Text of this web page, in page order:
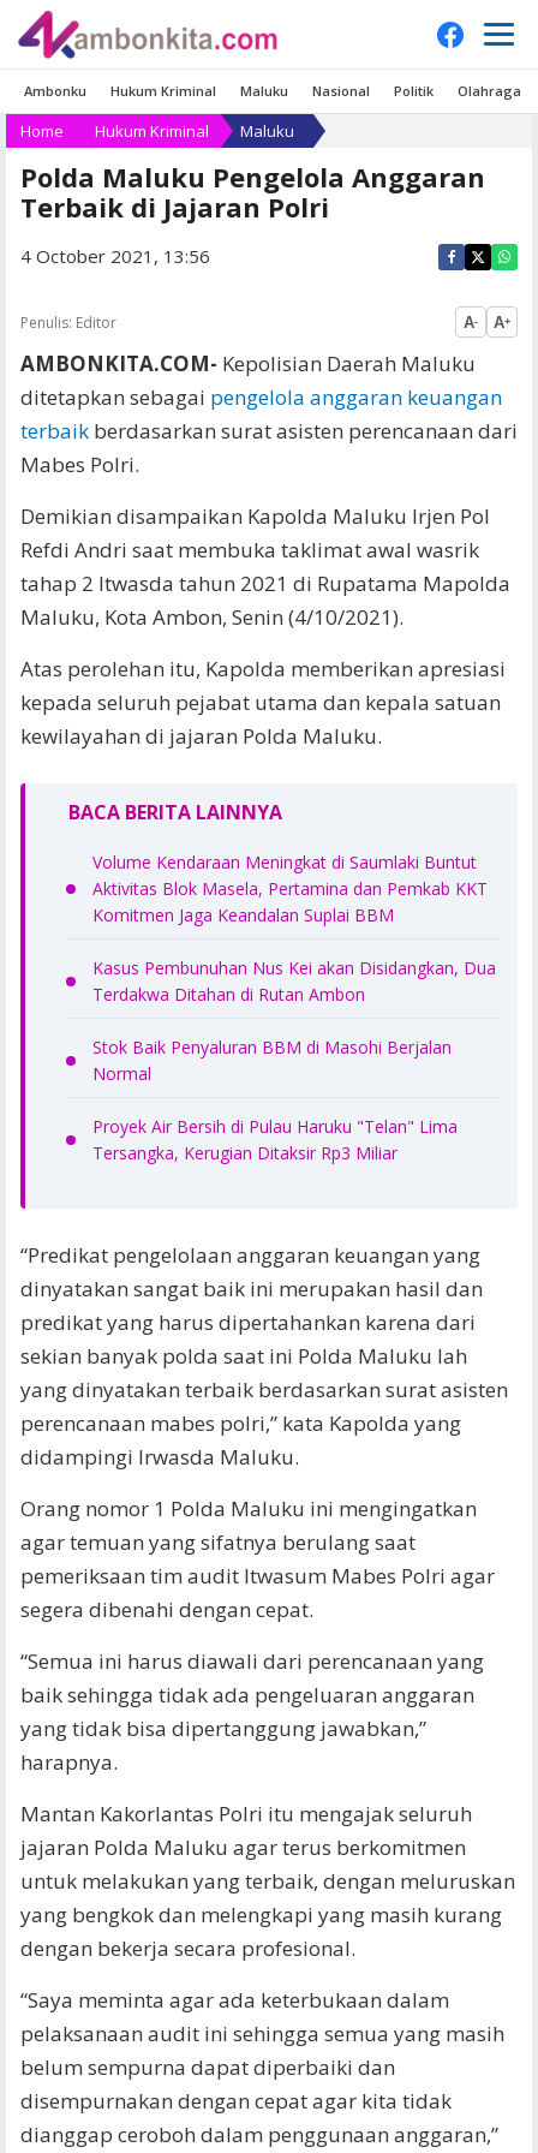
Ambonku Hukum Kriminal Maluku Nasional Politik Olahraga
Home Hukum Kriminal Maluku
Polda Maluku Pengelola Anggaran
Terbaik di Jajaran Polri
4 October 2021, 13:56
Penulis: Editor A- A+
AMBONKITA.COM- Kepolisian Daerah Maluku
ditetapkan sebagai pengelola anggaran keuangan
terbaik berdasarkan surat asisten perencanaan dari
Mabes Polri.
Demikian disampaikan Kapolda Maluku Irjen Pol
Refdi Andri saat membuka taklimat awal wasrik
tahap 2 Itwasda tahun 2021 di Rupatama Mapolda
Maluku, Kota Ambon, Senin (4/10/2021).
Atas perolehan itu, Kapolda memberikan apresiasi
kepada seluruh pejabat utama dan kepala satuan
kewilayahan di jajaran Polda Maluku.
BACA BERITA LAINNYA
Volume Kendaraan Meningkat di Saumlaki Buntut
Aktivitas Blok Masela, Pertamina dan Pemkab KKT
Komitmen Jaga Keandalan Suplai BBM
Kasus Pembunuhan Nus Kei akan Disidangkan, Dua
Terdakwa Ditahan di Rutan Ambon
Stok Baik Penyaluran BBM di Masohi Berjalan
Normal
Proyek Air Bersih di Pulau Haruku "Telan" Lima
Tersangka, Kerugian Ditaksir Rp3 Miliar
“Predikat pengelolaan anggaran keuangan yang
dinyatakan sangat baik ini merupakan hasil dan
predikat yang harus dipertahankan karena dari
sekian banyak polda saat ini Polda Maluku lah
yang dinyatakan terbaik berdasarkan surat asisten
perencanaan mabes polri,” kata Kapolda yang
didampingi Irwasda Maluku.
Orang nomor 1 Polda Maluku ini mengingatkan
agar temuan yang sifatnya berulang saat
pemeriksaan tim audit Itwasum Mabes Polri agar
segera dibenahi dengan cepat.
“Semua ini harus diawali dari perencanaan yang
baik sehingga tidak ada pengeluaran anggaran
yang tidak bisa dipertanggung jawabkan,”
harapnya.
Mantan Kakorlantas Polri itu mengajak seluruh
jajaran Polda Maluku agar terus berkomitmen
untuk melakukan yang terbaik, dengan meluruskan
yang bengkok dan melengkapi yang masih kurang
dengan bekerja secara profesional.
“Saya meminta agar ada keterbukaan dalam
pelaksanaan audit ini sehingga semua yang masih
belum sempurna dapat diperbaiki dan
disempurnakan dengan cepat agar kita tidak
dianggap ceroboh dalam penggunaan anggaran,”